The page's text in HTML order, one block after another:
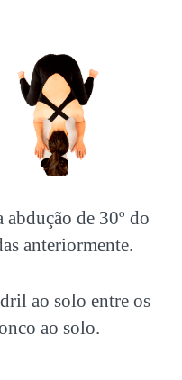
de 30º do
anteriormente.
ao solo entre os
ao solo.